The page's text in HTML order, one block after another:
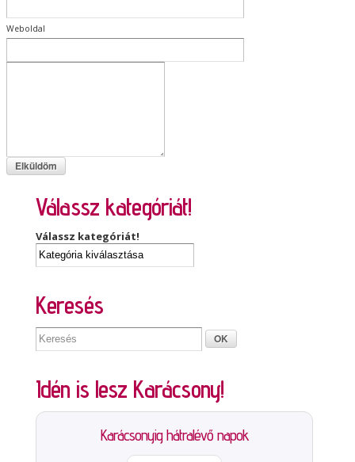
Weboldal
Válassz kategóriát!
Válassz kategóriát!
Keresés
Idén is lesz Karácsony!
Karácsonyig hátralévő napok